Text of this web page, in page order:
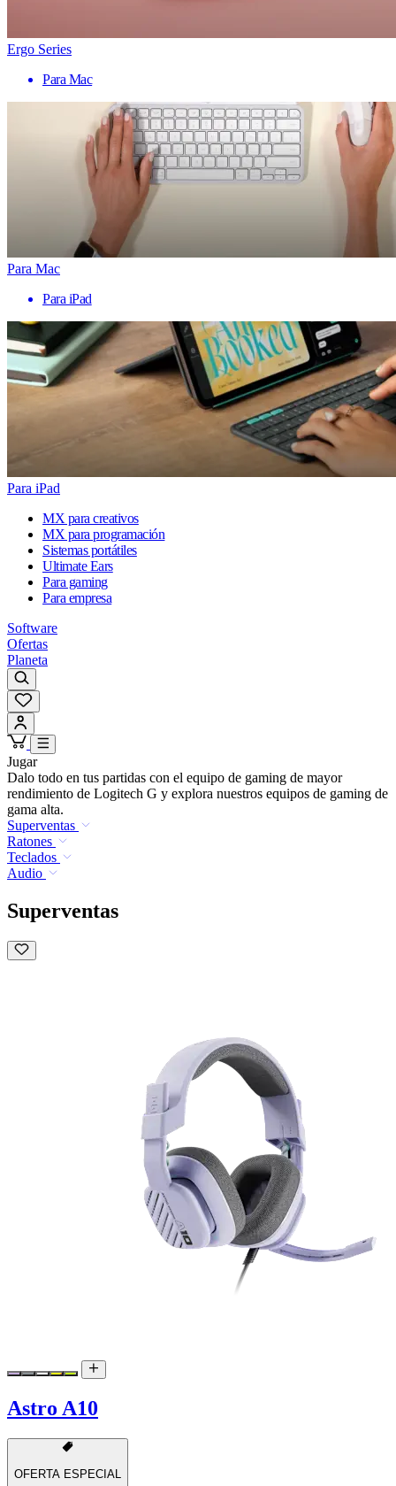
Ergo Series
Para Mac
Para Mac
Para iPad
Para iPad
MX para creativos
MX para programación
Sistemas portátiles
Ultimate Ears
Para gaming
Para empresa
Software
Ofertas
Planeta
Jugar
Dalo todo en tus partidas con el equipo de gaming de mayor
rendimiento de Logitech G y explora nuestros equipos de gaming de
gama alta.
Superventas
Ratones
Teclados
Audio
Superventas
Astro A10
OFERTA ESPECIAL